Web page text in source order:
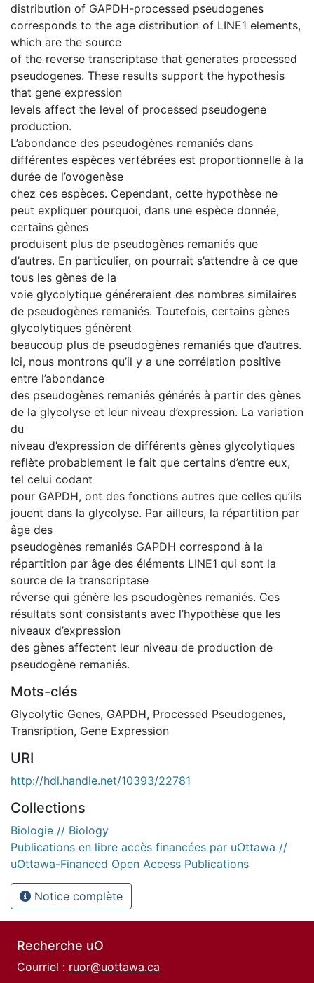
distribution of GAPDH-processed pseudogenes
corresponds to the age distribution of LINE1 elements,
which are the source
of the reverse transcriptase that generates processed
pseudogenes. These results support the hypothesis
that gene expression
levels affect the level of processed pseudogene
production.
L’abondance des pseudogènes remaniés dans
différentes espèces vertébrées est proportionnelle à la
durée de l’ovogenèse
chez ces espèces. Cependant, cette hypothèse ne
peut expliquer pourquoi, dans une espèce donnée,
certains gènes
produisent plus de pseudogènes remaniés que
d’autres. En particulier, on pourrait s’attendre à ce que
tous les gènes de la
voie glycolytique généreraient des nombres similaires
de pseudogènes remaniés. Toutefois, certains gènes
glycolytiques génèrent
beaucoup plus de pseudogènes remaniés que d’autres.
Ici, nous montrons qu’il y a une corrélation positive
entre l’abondance
des pseudogènes remaniés générés à partir des gènes
de la glycolyse et leur niveau d’expression. La variation
du
niveau d’expression de différents gènes glycolytiques
reflète probablement le fait que certains d’entre eux,
tel celui codant
pour GAPDH, ont des fonctions autres que celles qu’ils
jouent dans la glycolyse. Par ailleurs, la répartition par
âge des
pseudogènes remaniés GAPDH correspond à la
répartition par âge des éléments LINE1 qui sont la
source de la transcriptase
réverse qui génère les pseudogènes remaniés. Ces
résultats sont consistants avec l’hypothèse que les
niveaux d’expression
des gènes affectent leur niveau de production de
pseudogène remaniés.
Mots-clés
Glycolytic Genes, GAPDH, Processed Pseudogenes,
Transription, Gene Expression
URI
http://hdl.handle.net/10393/22781
Collections
Biologie // Biology
Publications en libre accès financées par uOttawa //
uOttawa-Financed Open Access Publications
Notice complète
Recherche uO
Courriel : ruor@uottawa.ca